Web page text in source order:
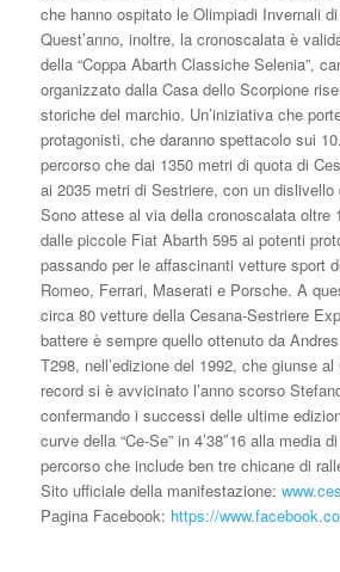
che hanno ospitato le Olimpiadi Invernali
Quest’anno, inoltre, la cronoscalata è
della “Coppa Abarth Classiche Selenia”,
organizzato dalla Casa dello Scorpione
storiche del marchio. Un’iniziativa che
protagonisti, che daranno spettacolo sui
percorso che dai 1350 metri di quota di
ai 2035 metri di Sestriere, con un dislivello
Sono attese al via della cronoscalata oltre
dalle piccole Fiat Abarth 595 ai potenti
passando per le affascinanti vetture sport
Romeo, Ferrari, Maserati e Porsche. A
circa 80 vetture della Cesana-Sestriere
battere è sempre quello ottenuto da
T298, nell’edizione del 1992, che giunse al
record si è avvicinato l’anno scorso
confermando i successi delle ultime
curve della “Ce-Se” in 4’38″16 alla media
percorso che include ben tre chicane di
Sito ufficiale della manifestazione:
Pagina Facebook: https://